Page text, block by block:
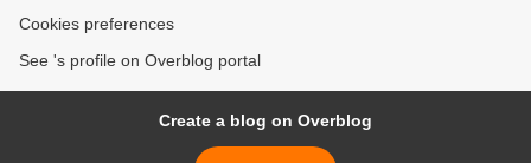
Cookies preferences
See 's profile on Overblog portal
Create a blog on Overblog